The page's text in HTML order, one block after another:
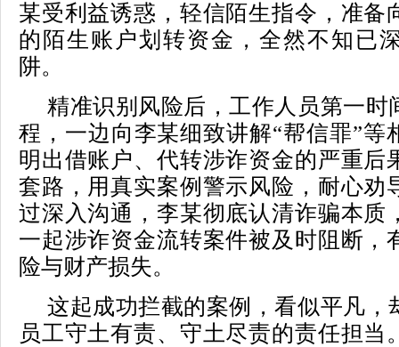
某受利益诱惑，轻信陌生指令，准备
的陌生账户划转资金，全然不知已
阱。
精准识别风险后，工作人员第一时
程，一边向李某细致讲解“帮信罪”等
明出借账户、代转涉诈资金的严重后
套路，用真实案例警示风险，耐心劝
过深入沟通，李某彻底认清诈骗本质
一起涉诈资金流转案件被及时阻断，
险与财产损失。
这起成功拦截的案例，看似平凡，
员工守土有责、守土尽责的责任担当